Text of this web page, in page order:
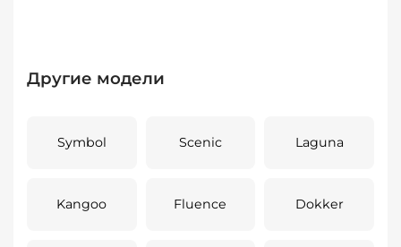
Другие модели
Symbol Scenic Laguna
Kangoo Fluence Dokker